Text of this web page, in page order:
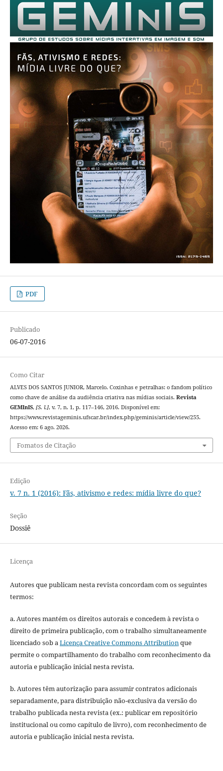
PDF
Publicado
06-07-2016
Como Citar
ALVES DOS SANTOS JUNIOR, Marcelo. Coxinhas e petralhas: o fandom político
como chave de análise da audiência criativa nas mídias sociais. Revista
GEMInIS, [S. l.], v. 7, n. 1, p. 117–146, 2016. Disponível em:
https://www.revistageminis.ufscar.br/index.php/geminis/article/view/255.
Acesso em: 6 ago. 2026.
Fomatos de Citação
Edição
v. 7 n. 1 (2016): Fãs, ativismo e redes: mídia livre do que?
Seção
Dossiê
Licença
Autores que publicam nesta revista concordam com os seguintes
termos:
a. Autores mantém os direitos autorais e concedem à revista o
direito de primeira publicação, com o trabalho simultaneamente
licenciado sob aLicença Creative Commons Attributionque
permite o compartilhamento do trabalho com reconhecimento da
autoria e publicação inicial nesta revista.
b. Autores têm autorização para assumir contratos adicionais
separadamente, para distribuição não-exclusiva da versão do
trabalho publicada nesta revista (ex.: publicar em repositório
institucional ou como capítulo de livro), com reconhecimento de
autoria e publicação inicial nesta revista.